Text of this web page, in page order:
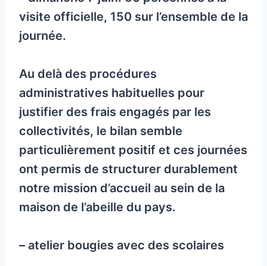
visite officielle, 150 sur l’ensemble de la
journée.
Au delà des procédures
administratives habituelles pour
justifier des frais engagés par les
collectivités, le bilan semble
particulièrement positif et ces journées
ont permis de structurer durablement
notre mission d’accueil au sein de la
maison de l’abeille du pays.
– atelier bougies avec des scolaires